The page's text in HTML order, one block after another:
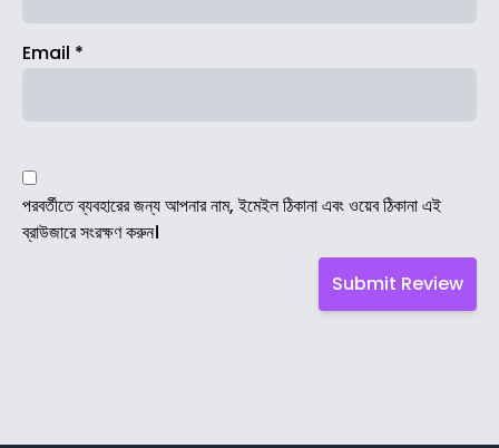
Email *
পরবর্তীতে ব্যবহারের জন্য আপনার নাম, ইমেইল ঠিকানা এবং ওয়েব ঠিকানা এই
ব্রাউজারে সংরক্ষণ করুন।